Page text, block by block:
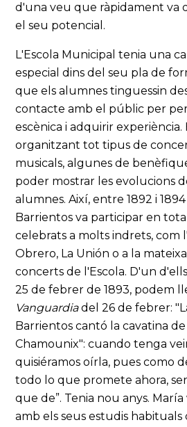
d'una veu que ràpidament va
el seu potencial.
L'Escola Municipal tenia una
especial dins del seu pla de
que els alumnes tinguessin
contacte amb el públic per
escènica i adquirir experiència.
organitzant tot tipus de
musicals, algunes de
poder mostrar les evolucions
alumnes. Així, entre 1892 i
Barrientos va participar en
celebrats a molts indrets, com
Obrero, La Unión o a la
concerts de l'Escola. D'un
25 de febrer de 1893, podem
Vanguardiadel 26 de febrer:
Barrientos cantó la cavatina
Chamounix": cuando tenga
quisiéramos oírla, pues como
todo lo que promete ahora,
que de”. Tenia nou anys.
amb els seus estudis habituals